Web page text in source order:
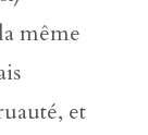
même
et